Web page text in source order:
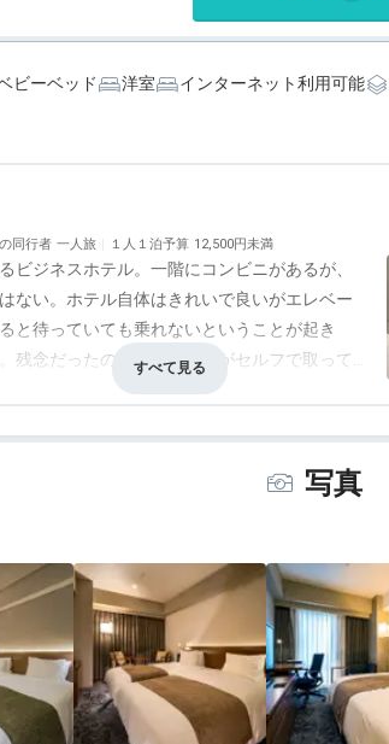
ビーベッド 洋室 インターネット利用可能
同行者 一人旅 １人１泊予算 12,500円未満
ビジネスホテル。一階にコンビニがあるが、
ない。ホテル自体はきれいで良いがエレベー
と待っていても乗れないということが起き
残念だったのはアメニティがセルフで取って
スがなかったこと。
評価なし バリアフリー
写真